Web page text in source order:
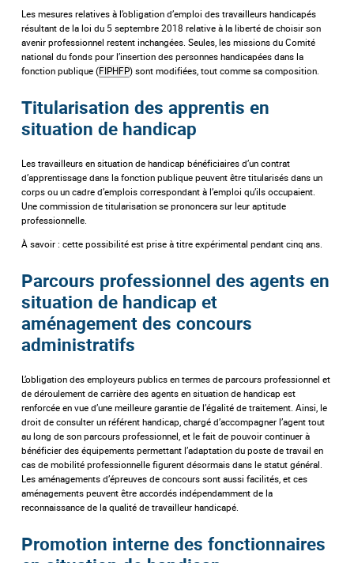
Les mesures relatives à l’obligation d’emploi des travailleurs handicapés
résultant de la loi du 5 septembre 2018 relative à la liberté de choisir son
avenir professionnel restent inchangées. Seules, les missions du Comité
national du fonds pour l’insertion des personnes handicapées dans la
fonction publique (FIPHFP) sont modifiées, tout comme sa composition.
Titularisation des apprentis en
situation de handicap
Les travailleurs en situation de handicap bénéficiaires d’un contrat
d’apprentissage dans la fonction publique peuvent être titularisés dans un
corps ou un cadre d’emplois correspondant à l’emploi qu’ils occupaient.
Une commission de titularisation se prononcera sur leur aptitude
professionnelle.
À savoir : cette possibilité est prise à titre expérimental pendant cinq ans.
Parcours professionnel des agents en
situation de handicap et
aménagement des concours
administratifs
L’obligation des employeurs publics en termes de parcours professionnel et
de déroulement de carrière des agents en situation de handicap est
renforcée en vue d’une meilleure garantie de l’égalité de traitement. Ainsi, le
droit de consulter un référent handicap, chargé d’accompagner l’agent tout
au long de son parcours professionnel, et le fait de pouvoir continuer à
bénéficier des équipements permettant l’adaptation du poste de travail en
cas de mobilité professionnelle figurent désormais dans le statut général.
Les aménagements d’épreuves de concours sont aussi facilités, et ces
aménagements peuvent être accordés indépendamment de la
reconnaissance de la qualité de travailleur handicapé.
Promotion interne des fonctionnaires